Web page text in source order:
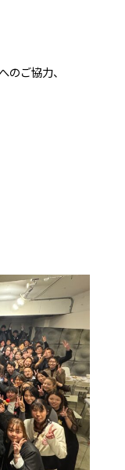
ご協力、